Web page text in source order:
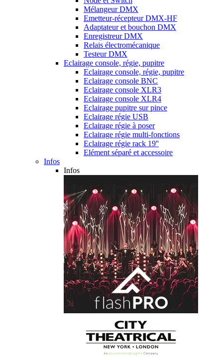
Mélangeur DMX
Emetteur-récepteur DMX-HF
Adaptateur et bouchon DMX
Enregistreur DMX
Relais électromécanique
Testeur DMX
Eclairage console, régie, pupitre
Eclairage console, régie, pupitre
Eclairage console BNC
Eclairage console XLR3
Eclairage console XLR4
Eclairage pupitre sur pince
Eclairage régie USB
Eclairage régie à poser
Eclairage régie multi-fonctions
Eclairage régie rack 19''
Elément séparé et accessoire
Infos
Infos